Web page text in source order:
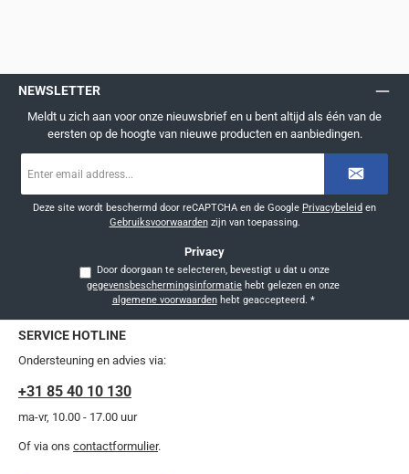
NEWSLETTER
Meldt u zich aan voor onze nieuwsbrief en u bent altijd als één van de
eersten op de hoogte van nieuwe producten en aanbiedingen.
mailadres
Deze site wordt beschermd door reCAPTCHA en de Google Privacybeleid en
Gebruiksvoorwaardenzijn van toepassing.
Privacy
Door doorgaan te selecteren, bevestigt u dat u onze
gegevensbeschermingsinformatie
algemene voorwaardenhebt geaccepteerd. *
SERVICE HOTLINE
Ondersteuning en advies via:
+31 85 40 10 130
ma-vr, 10.00 - 17.00 uur
Of via ons contactformulier.